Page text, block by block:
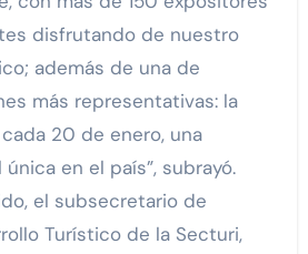
disfrutando de nuestro
además de una de
más representativas: la
20 de enero, una
en el país”, subrayó.
el subsecretario de
Turístico de la Secturi,